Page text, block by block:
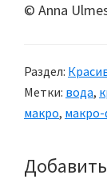
© Anna
Раздел:
Метки: вода,
макро,
Reader